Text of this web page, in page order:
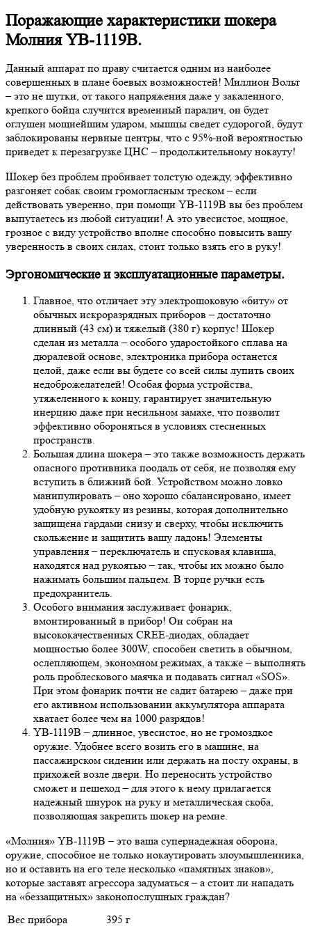
Поражающие характеристики шокера
Молния YB-1119B.
Данный аппарат по праву считается одним из наиболее
совершенных в плане боевых возможностей! Миллион Вольт
– это не шутки, от такого напряжения даже у закаленного,
крепкого бойца случится временный паралич, он будет
оглушен мощнейшим ударом, мышцы сведет судорогой, будут
заблокированы нервные центры, что с 95%-ной вероятностью
приведет к перезагрузке ЦНС – продолжительному нокауту!
Шокер без проблем пробивает толстую одежду, эффективно
разгоняет собак своим громогласным треском – если
действовать уверенно, при помощи YB-1119B вы без проблем
выпутаетесь из любой ситуации! А это увесистое, мощное,
грозное с виду устройство вполне способно повысить вашу
уверенность в своих силах, стоит только взять его в руку!
Эргономические и эксплуатационные параметры.
Главное, что отличает эту электрошоковую «биту» от
обычных искроразрядных приборов – достаточно
длинный (43 см) и тяжелый (380 г) корпус! Шокер
сделан из металла – особого ударостойкого сплава на
дюралевой основе, электроника прибора останется
целой, даже если вы будете со всей силы лупить своих
недоброжелателей! Особая форма устройства,
утяжеленного к концу, гарантирует значительную
инерцию даже при несильном замахе, что позволит
эффективно обороняться в условиях стесненных
пространств.
Большая длина шокера – это также возможность держать
опасного противника поодаль от себя, не позволяя ему
вступить в ближний бой. Устройством можно ловко
манипулировать – оно хорошо сбалансировано, имеет
удобную рукоятку из резины, которая дополнительно
защищена гардами снизу и сверху, чтобы исключить
скольжение и защитить вашу ладонь! Элементы
управления – переключатель и спусковая клавиша,
находятся над рукоятью – так, чтобы их можно было
нажимать большим пальцем. В торце ручки есть
предохранитель.
Особого внимания заслуживает фонарик,
вмонтированный в прибор! Он собран на
высококачественных CREE-диодах, обладает
мощностью более 300W, способен светить в обычном,
ослепляющем, экономном режимах, а также – выполнять
роль проблескового маячка и подавать сигнал «SOS».
При этом фонарик почти не садит батарею – даже при
его активном использовании аккумулятора аппарата
хватает более чем на 1000 разрядов!
YB-1119B – длинное, увесистое, но не громоздкое
оружие. Удобнее всего возить его в машине, на
пассажирском сидении или держать на посту охраны, в
прихожей возле двери. Но переносить устройство
сможет и пешеход – для этого к нему прилагается
надежный шнурок на руку и металлическая скоба,
позволяющая закрепить шокер на ремне.
«Молния» YB-1119B – это ваша супернадежная оборона,
оружие, способное не только нокаутировать злоумышленника,
но и оставить на его теле несколько «памятных знаков»,
которые заставят агрессора задуматься – а стоит ли нападать
на «беззащитных» законопослушных граждан?
Вес прибора
395 г